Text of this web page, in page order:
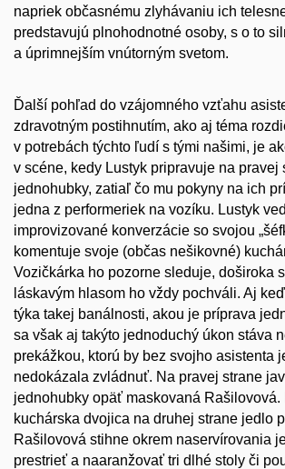
napriek občasnému zlyhávaniu ich
predstavujú plnohodnotné osoby, s o to
a úprimnejším vnútorným svetom.
Ďalší pohľad do vzájomného vzťahu
zdravotným postihnutím, ako aj téma
v potrebách týchto ľudí s tými našimi, je
v scéne, kedy Lustyk pripravuje na pravej
jednohubky, zatiaľ čo mu pokyny na ich
jedna z performeriek na vozíku. Lustyk
improvizované konverzácie so svojou
komentuje svoje (občas nešikovné)
Vozičkárka ho pozorne sleduje, doširoka
láskavým hlasom ho vždy pochváli. Aj
týka takej banálnosti, akou je príprava
sa však aj takýto jednoduchý úkon stáva
prekážkou, ktorú by bez svojho asistenta
nedokázala zvládnuť. Na pravej strane
jednohubky opäť maskovaná Rašilovová.
kuchárska dvojica na druhej strane jedlo
Rašilovová stihne okrem naservírovania
prestrieť a naaranžovať tri dlhé stoly či